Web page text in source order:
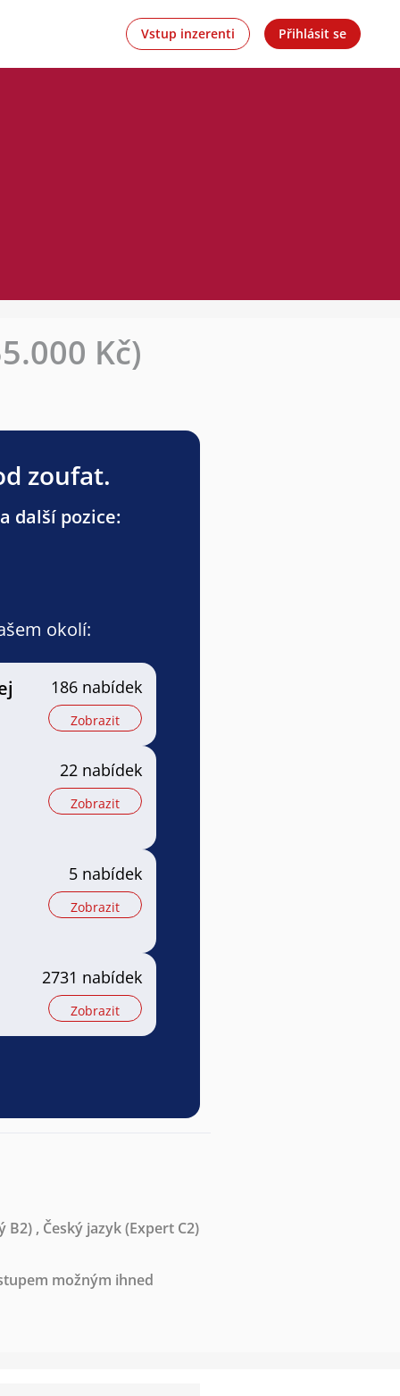
Vstup inzerenti Přihlásit se
Kč)
zoufat.
další pozice:
okolí:
186 nabídek
Zobrazit
22 nabídek
Zobrazit
5 nabídek
Zobrazit
2731 nabídek
Zobrazit
B2) , Český jazyk(Expert C2)
možným ihned